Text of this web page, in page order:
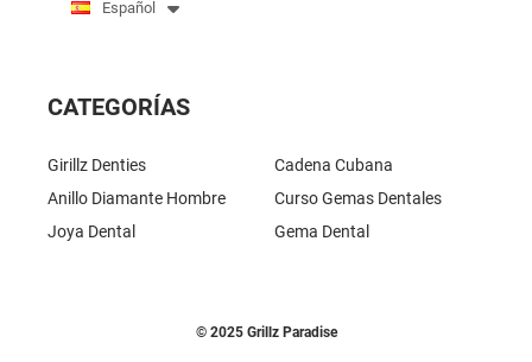
Español
CATEGORÍAS
Girillz Denties
Anillo Diamante Hombre
Joya Dental
Cadena Cubana
Curso Gemas Dentales
Gema Dental
© 2025 Grillz Paradise